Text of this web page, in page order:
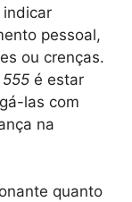
indicar
pessoal,
ou crenças.
é estar
las com
na
quanto